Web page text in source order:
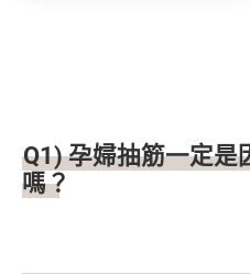
Q1) 孕婦抽筋一定是
嗎？